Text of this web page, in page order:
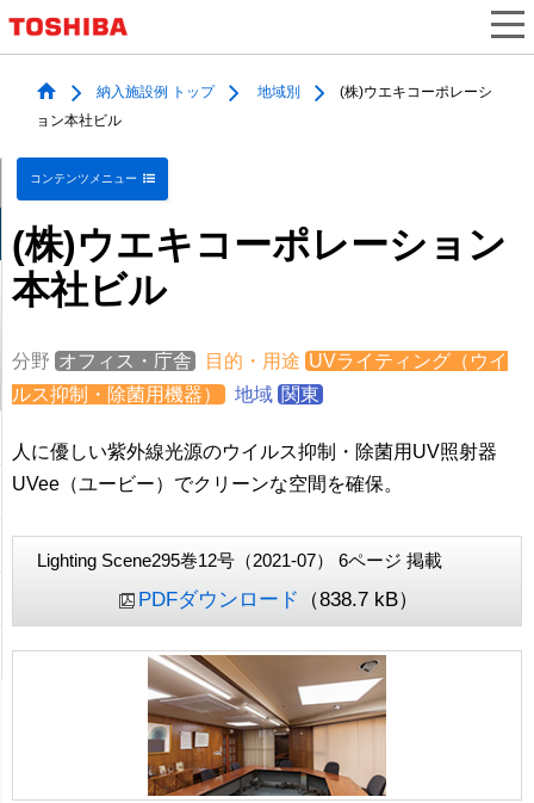
納入施設例 トップ 地域別
(株)ウエキコーポレーシ
ョン本社ビル
コンテンツメニュー
(株)ウエキコーポレーション
本社ビル
分野 オフィス・庁舎 目的・用途 UVライティング（ウイ
ルス抑制・除菌用機器）
地域 関東
人に優しい紫外線光源のウイルス抑制・除菌用UV照射器
UVee（ユービー）でクリーンな空間を確保。
Lighting Scene295巻12号（2021-07） 6ページ 掲載
PDFダウンロード （838.7 kB）